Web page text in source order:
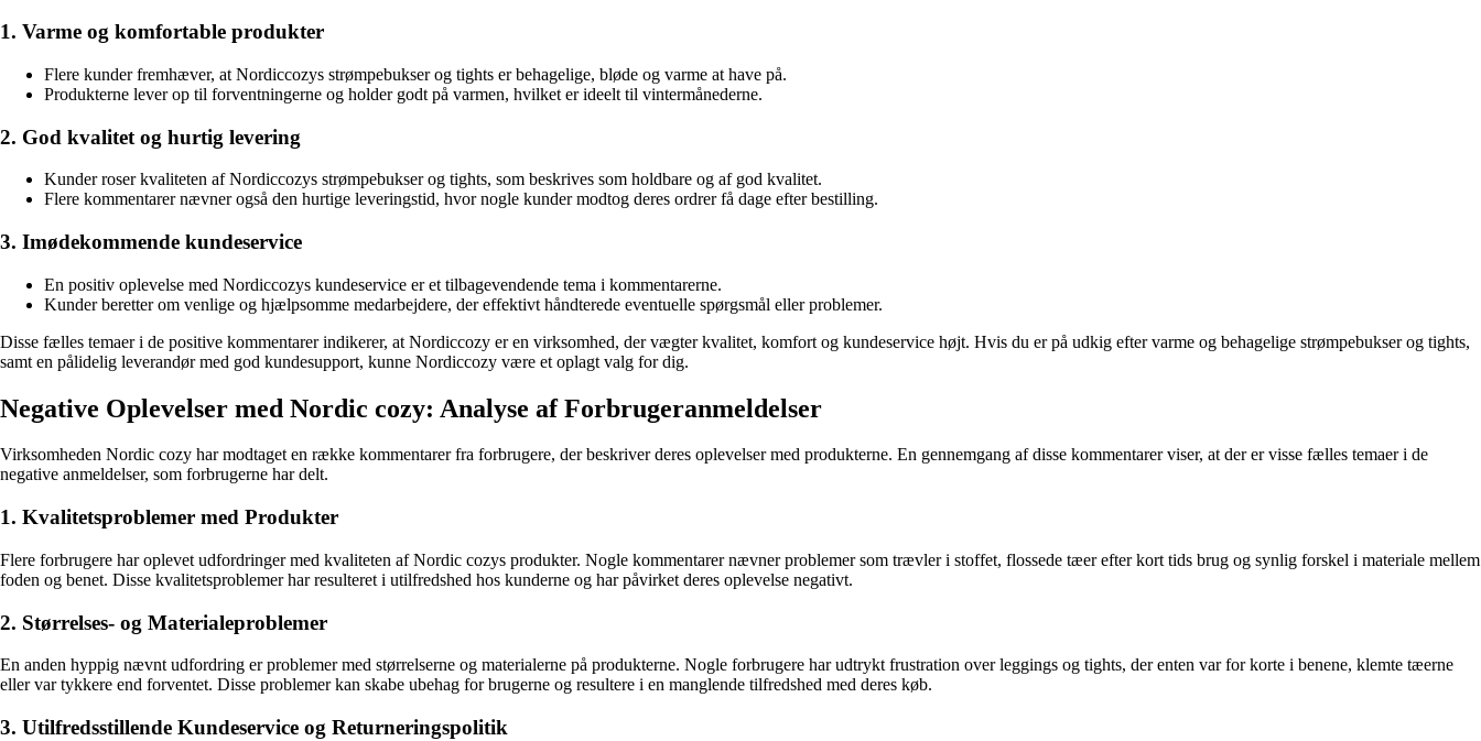
1. Varme og komfortable produkter
Flere kunder fremhæver, at Nordiccozys strømpebukser og tights er behagelige, bløde og varme at have på.
Produkterne lever op til forventningerne og holder godt på varmen, hvilket er ideelt til vintermånederne.
2. God kvalitet og hurtig levering
Kunder roser kvaliteten af Nordiccozys strømpebukser og tights, som beskrives som holdbare og af god kvalitet.
Flere kommentarer nævner også den hurtige leveringstid, hvor nogle kunder modtog deres ordrer få dage efter bestilling.
3. Imødekommende kundeservice
En positiv oplevelse med Nordiccozys kundeservice er et tilbagevendende tema i kommentarerne.
Kunder beretter om venlige og hjælpsomme medarbejdere, der effektivt håndterede eventuelle spørgsmål eller problemer.
Disse fælles temaer i de positive kommentarer indikerer, at Nordiccozy er en virksomhed, der vægter kvalitet, komfort og kundeservice højt. Hvis du er på udkig efter varme og behagelige strømpebukser og tights,
samt en pålidelig leverandør med god kundesupport, kunne Nordiccozy være et oplagt valg for dig.
Negative Oplevelser med Nordic cozy: Analyse af Forbrugeranmeldelser
Virksomheden Nordic cozy har modtaget en række kommentarer fra forbrugere, der beskriver deres oplevelser med produkterne. En gennemgang af disse kommentarer viser, at der er visse fælles temaer i de
negative anmeldelser, som forbrugerne har delt.
1. Kvalitetsproblemer med Produkter
Flere forbrugere har oplevet udfordringer med kvaliteten af Nordic cozys produkter. Nogle kommentarer nævner problemer som trævler i stoffet, flossede tæer efter kort tids brug og synlig forskel i materiale mellem
foden og benet. Disse kvalitetsproblemer har resulteret i utilfredshed hos kunderne og har påvirket deres oplevelse negativt.
2. Størrelses- og Materialeproblemer
En anden hyppig nævnt udfordring er problemer med størrelserne og materialerne på produkterne. Nogle forbrugere har udtrykt frustration over leggings og tights, der enten var for korte i benene, klemte tæerne
eller var tykkere end forventet. Disse problemer kan skabe ubehag for brugerne og resultere i en manglende tilfredshed med deres køb.
3. Utilfredsstillende Kundeservice og Returneringspolitik